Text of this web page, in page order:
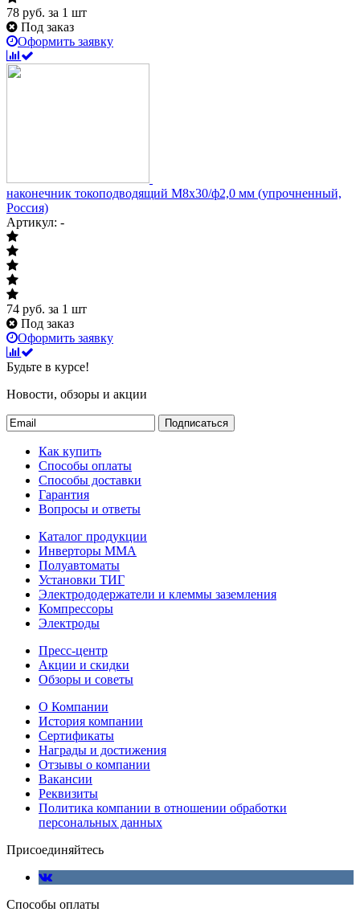
78 руб. за 1 шт
Под заказ
Оформить заявку
наконечник токоподводящий М8х30/ф2,0 мм (упрочненный,
Россия)
Артикул: -
74 руб. за 1 шт
Под заказ
Оформить заявку
Будьте в курсе!
Новости, обзоры и акции
Подписаться
Как купить
Способы оплаты
Способы доставки
Гарантия
Вопросы и ответы
Каталог продукции
Инверторы ММА
Полуавтоматы
Установки ТИГ
Электрододержатели и клеммы заземления
Компрессоры
Электроды
Пресс-центр
Акции и скидки
Обзоры и советы
О Компании
История компании
Сертификаты
Награды и достижения
Отзывы о компании
Вакансии
Реквизиты
Политика компании в отношении обработки
персональных данных
Присоединяйтесь
Способы оплаты